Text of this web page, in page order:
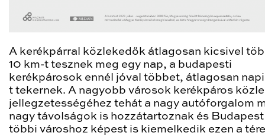
A kerékpárral közlekedők átlagosan kicsivel
10 km-t tesznek meg egy nap, a budapesti
kerékpárosok ennél jóval többet, átlagosan napi
t tekernek. A nagyobb városok kerékpáros
jellegzetességéhez tehát a nagy autóforgalom
nagy távolságok is hozzátartoznak és Budapest
többi városhoz képest is kiemelkedik ezen a